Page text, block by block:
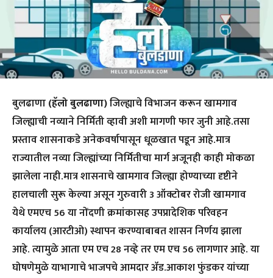
बुलढाणा(हॅलो बुलढाणा)जिल्ह्याचे विभाजन करून खामगाव
जिल्ह्याची नव्याने निर्मिती व्हावी अशी मागणी फार जुनी आहे.तसा
प्रस्ताव शासनाकडे अनेकवर्षापासून धूळखात पडून आहे.मात्र
राज्यातील नव्या जिल्ह्यांच्या निर्मितीचा मार्ग अजूनही काही मोकळा
झालेला नाही.मात्र शासनाचे खामगाव जिल्ह्या होण्याच्या दृष्टीने
हालचाली सुरू केल्या असून गुरुवारी 3 ऑक्टोबर रोजी खामगाव
येथे एमएच 56 या नोंदणी क्रमांकासह उपप्रादेशिक परिवहन
कार्यालय (आरटीओ) स्थापन करण्याबाबत शासन निर्णय झाला
आहे. त्यामुळे आता एम एच 28 नव्हे तर एम एच 56 लागणार आहे. या
घोषणेमुळे याभागाचे भाजपचे आमदार ॲड.आकाश फुंडकर यांच्या